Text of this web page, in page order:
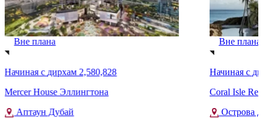
Вне плана
Начиная с дирхам 2,580,828
Mercer House Эллингтона
Аптаун Дубай
Вне плана
Начиная с
Coral Isle
Острова